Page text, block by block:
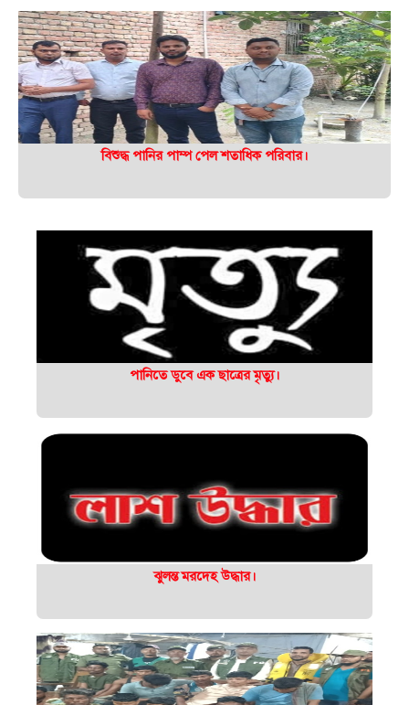
বিশুদ্ধ পানির পাম্প পেল শতাধিক পরিবার।
পানিতে ডুবে এক ছাত্রের মৃত্যু।
ঝুলন্ত মরদেহ উদ্ধার।